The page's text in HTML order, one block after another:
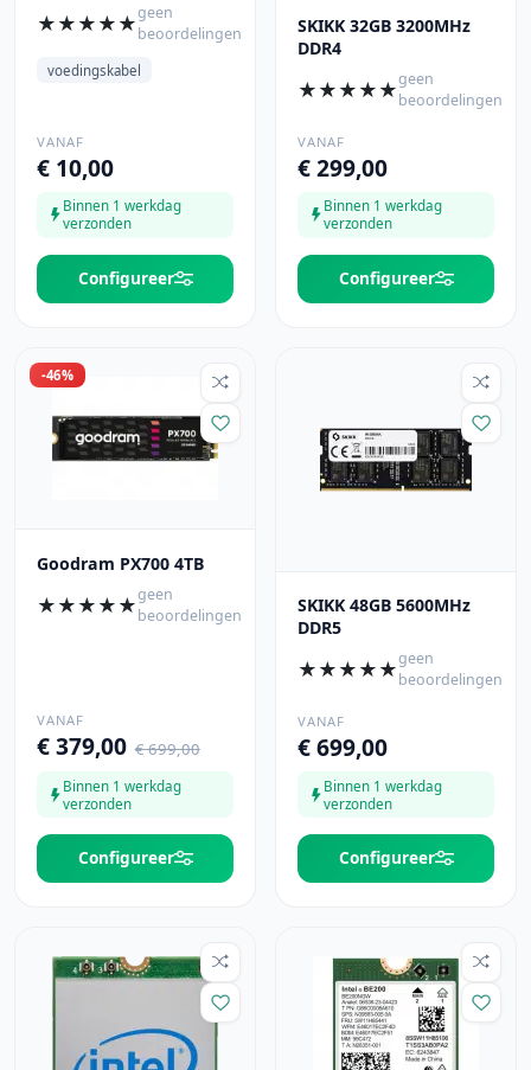
★★★★★geen
beoordelingen
voedingskabel
VANAF
€ 10,00
Binnen 1 werkdag
verzonden
Configureer
SKIKK 32GB 3200MHz
DDR4
★★★★★geen
beoordelingen
VANAF
€ 299,00
Binnen 1 werkdag
verzonden
Configureer
-46%
Goodram PX700 4TB
★★★★★geen
beoordelingen
VANAF
€ 379,00 € 699,00
Binnen 1 werkdag
verzonden
Configureer
SKIKK 48GB 5600MHz
DDR5
★★★★★geen
beoordelingen
VANAF
€ 699,00
Binnen 1 werkdag
verzonden
Configureer